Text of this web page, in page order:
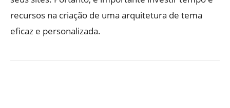
recursos na criação de uma arquitetura de tema
eficaz e personalizada.